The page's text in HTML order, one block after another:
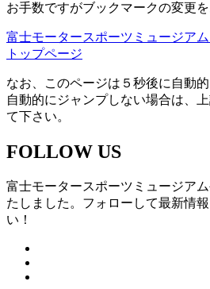
お手数ですがブックマークの変更を
富士モータースポーツミュージア
トップページ
なお、このページは５秒後に自動的
自動的にジャンプしない場合は、
て下さい。
FOLLOW US
富士モータースポーツミュージア
たしました。フォローして最新情
い！